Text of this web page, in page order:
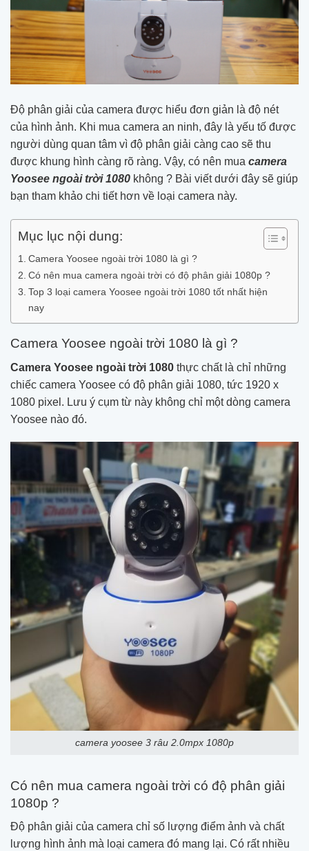
Độ phân giải của camera được hiểu đơn giản là độ nét
của hình ảnh. Khi mua camera an ninh, đây là yếu tố được
người dùng quan tâm vì độ phân giải càng cao sẽ thu
được khung hình càng rõ ràng. Vậy, có nên mua camera
Yoosee ngoài trời 1080 không ? Bài viết dưới đây sẽ giúp
bạn tham khảo chi tiết hơn về loại camera này.
Mục lục nội dung:
Camera Yoosee ngoài trời 1080 là gì ?
Có nên mua camera ngoài trời có độ phân giải 1080p ?
Top 3 loại camera Yoosee ngoài trời 1080 tốt nhất hiện
nay
Camera Yoosee ngoài trời 1080 là gì ?
Camera Yoosee ngoài trời 1080 thực chất là chỉ những
chiếc camera Yoosee có độ phân giải 1080, tức 1920 x
1080 pixel. Lưu ý cụm từ này không chỉ một dòng camera
Yoosee nào đó.
camera yoosee 3 râu 2.0mpx 1080p
Có nên mua camera ngoài trời có độ phân giải
1080p ?
Độ phân giải của camera chỉ số lượng điểm ảnh và chất
lượng hình ảnh mà loại camera đó mang lại. Có rất nhiều